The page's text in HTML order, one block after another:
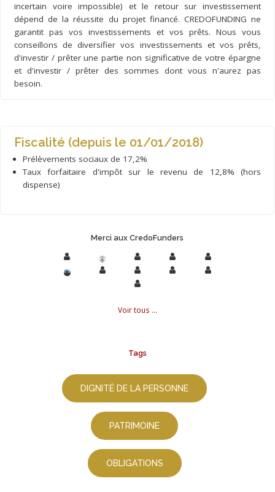
incertain voire impossible) et le retour sur investissement
dépend de la réussite du projet financé. CREDOFUNDING ne
garantit pas vos investissements et vos prêts. Nous vous
conseillons de diversifier vos investissements et vos prêts,
d'investir / prêter une partie non significative de votre épargne
et d'investir / prêter des sommes dont vous n'aurez pas
besoin.
Fiscalité (depuis le 01/01/2018)
Prélèvements sociaux de 17,2%
Taux forfaitaire d'impôt sur le revenu de 12,8% (hors
dispense)
Merci aux CredoFunders
Voir tous ...
Tags
DIGNITÉ DE LA PERSONNE
PATRIMOINE
OBLIGATIONS